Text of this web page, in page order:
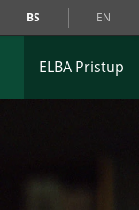
BS EN
ELBA Pristup